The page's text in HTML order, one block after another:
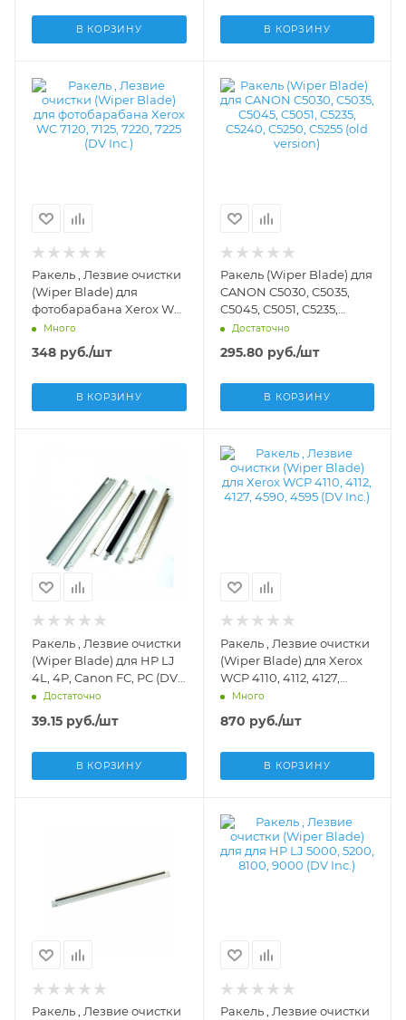
В КОРЗИНУ В КОРЗИНУ
Ракель , Лезвие очистки
(Wiper Blade) для
фотобарабана Xerox WC
7120, 7125, 7220, 7225 (DV
Inc.) - DV-WB-XER-7120
Много
348 руб./шт
В КОРЗИНУ
Ракель (Wiper Blade) для
CANON C5030, C5035,
C5045, C5051, C5235,
C5240, C5250, C5255 (old
Достаточно
295.80 руб./шт
В КОРЗИНУ
Ракель , Лезвие очистки
(Wiper Blade) для HP LJ
4L, 4P, Canon FC, PC (DV)
10 - DV-WB-E16-10
Достаточно
39.15 руб./шт
В КОРЗИНУ
Ракель , Лезвие очистки
(Wiper Blade) для Xerox
WCP 4110, 4112, 4127,
4590, 4595 (DV Inc.) - DV-
WB-XER4110
Много
870 руб./шт
В КОРЗИНУ
Ракель , Лезвие очистки
Ракель , Лезвие очистки